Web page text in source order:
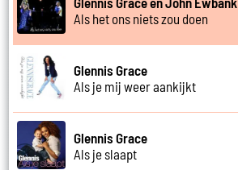
Als het ons niets zou doen
Glennis Grace
Als je mij weer aankijkt
Glennis Grace
Als je slaapt